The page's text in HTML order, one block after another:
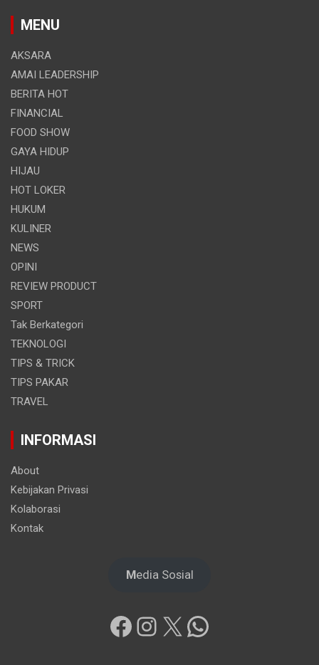
MENU
AKSARA
AMAI LEADERSHIP
BERITA HOT
FINANCIAL
FOOD SHOW
GAYA HIDUP
HIJAU
HOT LOKER
HUKUM
KULINER
NEWS
OPINI
REVIEW PRODUCT
SPORT
Tak Berkategori
TEKNOLOGI
TIPS & TRICK
TIPS PAKAR
TRAVEL
INFORMASI
About
Kebijakan Privasi
Kolaborasi
Kontak
Media Sosial
Facebook
Instagram
X WhatsApp